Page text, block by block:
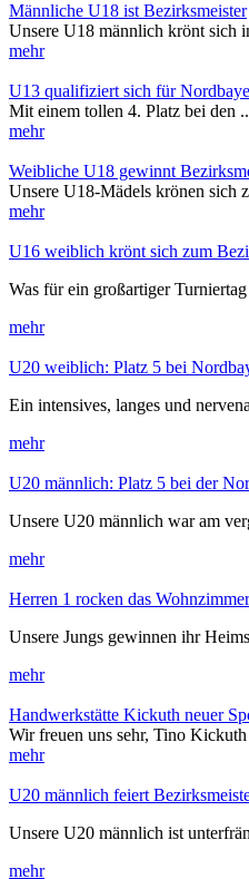
Männliche U18 ist Bezirksmeister
Unsere U18 männlich krönt sich
mehr
U13 qualifiziert sich für
Mit einem tollen 4. Platz bei den
mehr
Weibliche U18 gewinnt
Unsere U18-Mädels krönen sich
mehr
U16 weiblich krönt sich zum
Was für ein großartiger
mehr
U20 weiblich: Platz 5 bei
Ein intensives, langes und
mehr
U20 männlich: Platz 5 bei der
Unsere U20 männlich war am
mehr
Herren 1 rocken das Wohnzimmer
Unsere Jungs gewinnen ihr
mehr
Handwerkstätte Kickuth neuer
Wir freuen uns sehr, Tino Kickuth
mehr
U20 männlich feiert
Unsere U20 männlich ist
mehr